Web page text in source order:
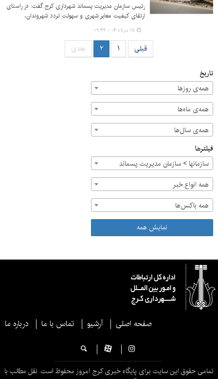
رئیس سازمان مدیریت پسماند شهرداری کرج گفت: در راستای
ارتقای کیفیت معابر شهری و سهولت تردد شهروندان،
ماشین‌آلات سازمان به صورت مستمر و شبانه‌روزی در پروژه
جمهوری فعالیت کردند.
۱۸ مرداد ۰۴ - ۰۹:۴۹
قبلی ۱ ۲ بعدی
تاریخ
همه‌ی روزها
همه‌ی ماه‌ها
همه‌ی سال‌ها
فیلترها
سازمان‎ها > سازمان مدیریت پسماند
همه انواع خبر
همه باکس‌ها
نمایش همه
صفحه اصلی آرشیو تماس با ما درباره ما
تمامی حقوق این سایت برای پایگاه خبری کرج امروز محفوظ است. نقل مطالب با